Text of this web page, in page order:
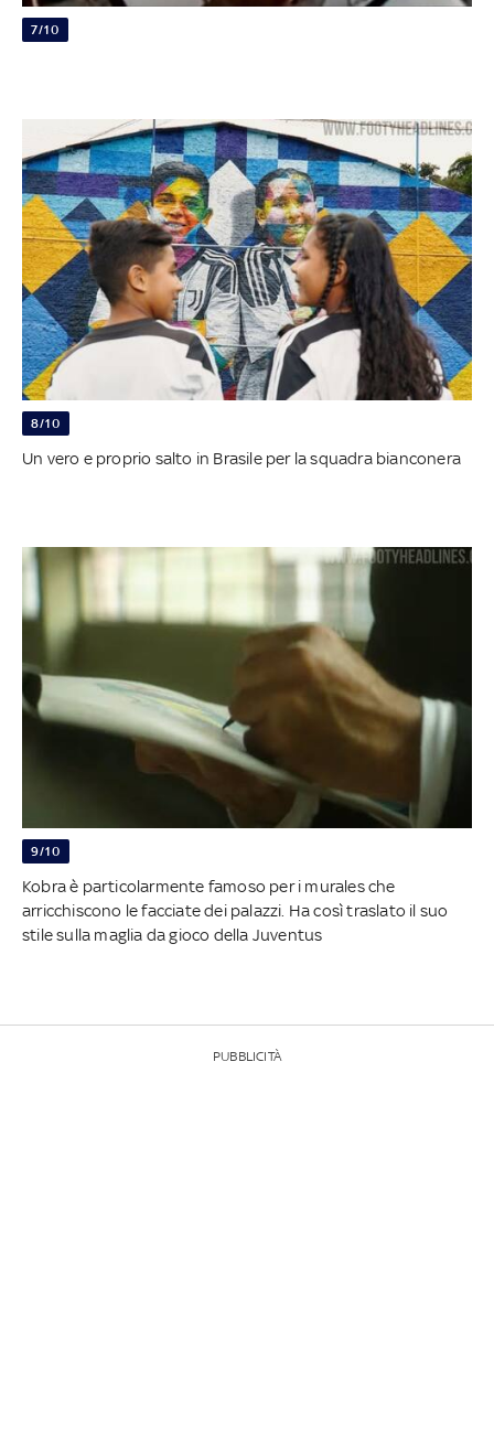
7/10
8/10
Un vero e proprio salto in Brasile per la squadra bianconera
9/10
Kobra è particolarmente famoso per i murales che
arricchiscono le facciate dei palazzi. Ha così traslato il suo
stile sulla maglia da gioco della Juventus
PUBBLICITÀ